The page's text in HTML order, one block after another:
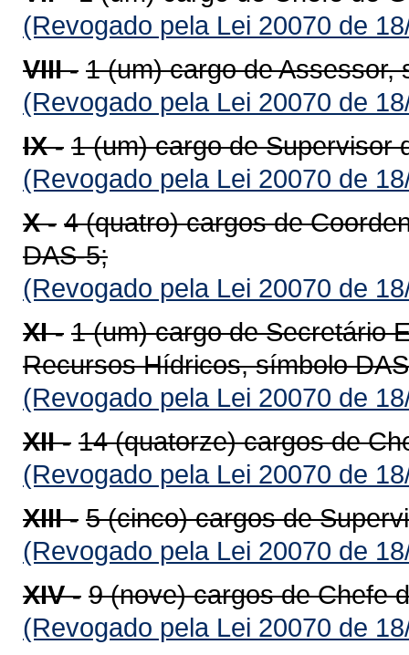
(Revogado pela Lei 20070 de
VIII - 1 (um) cargo de Assessor,
(Revogado pela Lei 20070 de
IX - 1 (um) cargo de Supervisor
(Revogado pela Lei 20070 de
X - 4 (quatro) cargos de
DAS-5;
(Revogado pela Lei 20070 de
XI - 1 (um) cargo de Secretário
Recursos Hídricos, símbolo
(Revogado pela Lei 20070 de
XII - 14 (quatorze) cargos de
(Revogado pela Lei 20070 de
XIII - 5 (cinco) cargos de
(Revogado pela Lei 20070 de
XIV - 9 (nove) cargos de Chefe
(Revogado pela Lei 20070 de